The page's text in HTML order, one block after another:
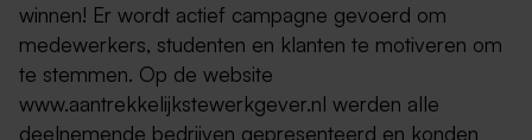
winnen! Er wordt actief campagne gevoerd om
medewerkers, studenten en klanten te motiveren om
te stemmen. Op de website
www.aantrekkelijkstewerkgever.nl werden alle
deelnemende bedrijven gepresenteerd en konden